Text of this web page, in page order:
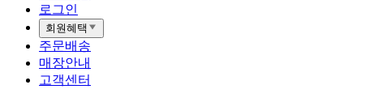
로그인
회원혜택
주문배송
매장안내
고객센터